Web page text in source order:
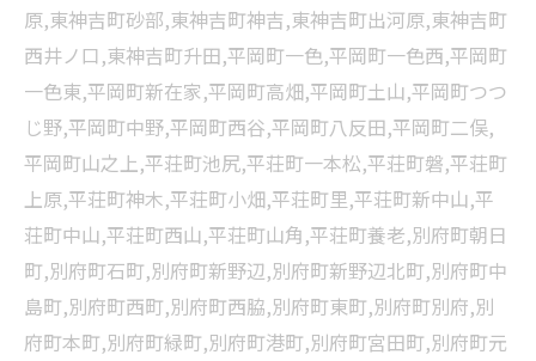
原,東神吉町砂部,東神吉町神吉,東神吉町出河原,東神吉町
西井ノ口,東神吉町升田,平岡町一色,平岡町一色西,平岡町
一色東,平岡町新在家,平岡町高畑,平岡町土山,平岡町つつ
じ野,平岡町中野,平岡町西谷,平岡町八反田,平岡町二俣,
平岡町山之上,平荘町池尻,平荘町一本松,平荘町磐,平荘町
上原,平荘町神木,平荘町小畑,平荘町里,平荘町新中山,平
荘町中山,平荘町西山,平荘町山角,平荘町養老,別府町朝日
町,別府町石町,別府町新野辺,別府町新野辺北町,別府町中
島町,別府町西町,別府町西脇,別府町東町,別府町別府,別
府町本町,別府町緑町,別府町港町,別府町宮田町,別府町元